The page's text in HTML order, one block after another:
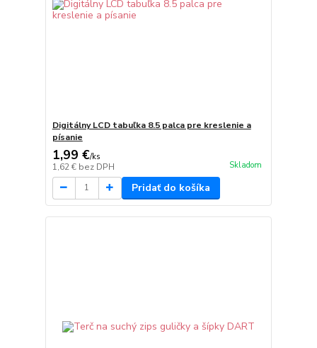
Digitálny LCD tabuľka 8.5 palca pre kreslenie a
písanie
1,99 €/ks
1,62 € bez DPH Skladom
Pridať do košíka